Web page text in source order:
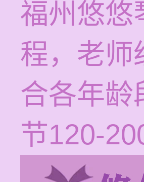
福州悠悠
程，老师
合各年龄
节120-